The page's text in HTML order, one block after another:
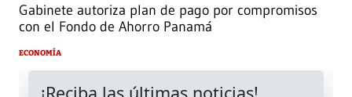
Gabinete autoriza plan de pago por compromisos
con el Fondo de Ahorro Panamá
ECONOMÍA